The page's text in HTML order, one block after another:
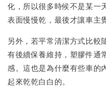
化，所以很多時候不是某一
表面慢慢乾，最後才讓車主
另外，若平常清潔方式比較
有後續保養維持，塑膠件通
感。這也是為什麼有些車的
起來乾乾白白的。